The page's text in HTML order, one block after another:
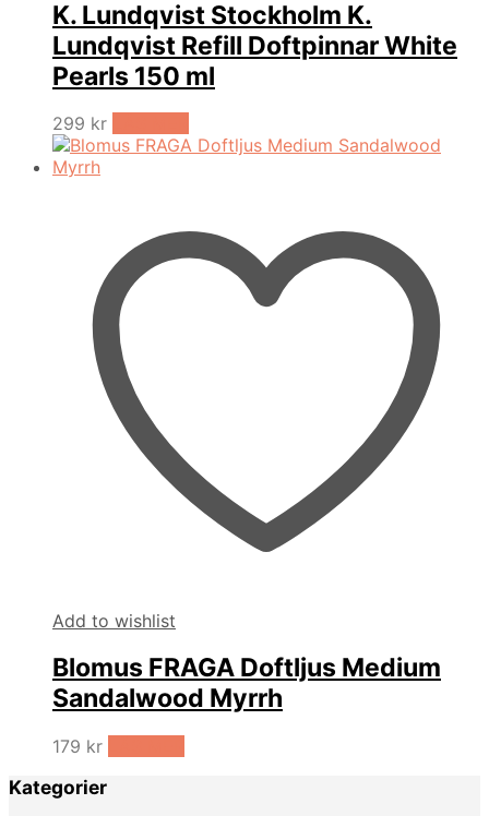
K. Lundqvist Stockholm K.
Lundqvist Refill Doftpinnar White
Pearls 150 ml
299 kr
Add to wishlist
Blomus FRAGA Doftljus Medium
Sandalwood Myrrh
179 kr
Kategorier